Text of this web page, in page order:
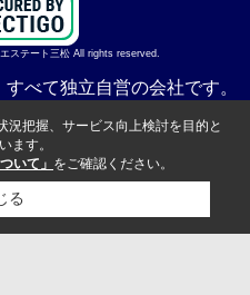
ステート三松 All rights reserved.
べて独立自営の会社です。
況把握、サービス向上検討を目的と
ます。
いて」 をご確認ください。
る